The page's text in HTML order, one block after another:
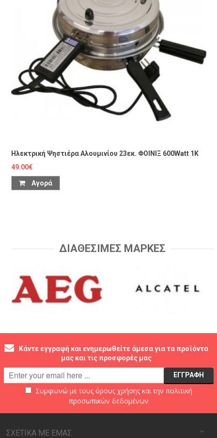
Ηλεκτρική Ψηστιέρα Αλουμινίου 23εκ. ΦΟΙΝΙΞ 600Watt 1K
49.00€
Αγορά
ΔΙΑΘΕΣΙΜΕΣ ΜΑΡΚΕΣ
Κάντε εγγραφή και ενημερωθείτε άμεσα για τα προϊόντα
μας και τις προσφορές μας
Συμφωνώ με τους όρους χρήσηςκαι την πολιτική
προσωπικών δεδομένων
ΣΧΕΤΙΚΑ ΜΕ ΕΜΑΣ